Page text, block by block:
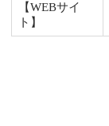
【WEBサイ
ト】